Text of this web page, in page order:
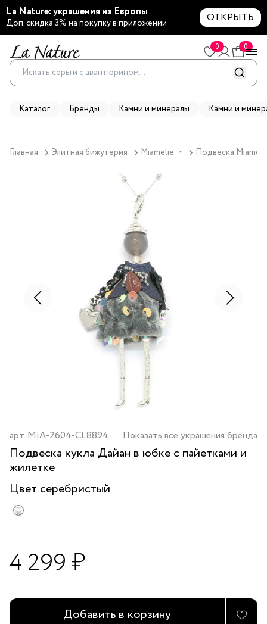
La Nature: украшения из Европы
Доп. скидка 3% на покупку в приложении ОТКРЫТЬ
0 0
Каталог Бренды Камни и минералы Камни и
Главная Элитная бижутерия Miamelie ▼ Подвеска
арт. MiA-2604-CL8894 Показать все украшения бренда
Подвеска кукла Дайан в юбке с пайетками и
жилетке
Цвет серебристый
4 299 ₽
Добавить в корзину